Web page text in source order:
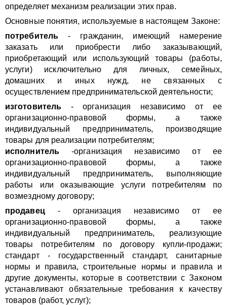
определяет механизм реализации этих пpaв.
Основные понятия, используемые в настоящем Законe:
потребитель- гражданин, имеющий намерение
заказать или приобрести либо заказывающий,
приобретающий или использующий товары (работы,
услуги) исключительно для личных, семейных,
домашних и иных нужд, не связанных с
осуществлением предпринимательской деятельности;
изготовитель - организация независимо от ее
организационно-правовой формы, а также
индивидуальный предприниматель, производящие
товары для реализации потребителям;
исполнитель-организация независимо от ее
организационно-правовой формы, а также
индивидуальный предприниматель, выполняющие
работы или оказывающие услуги потребителям по
возмездному договору;
продавец- организация независимо от ее
организационно-правовой формы, а также
индивидуальный предприниматель, реализующие
товары потребителям по договору купли-продажи;
стандарт - государственный стандарт, санитарные
нормы и правила, строительные нормы и правила и
другие документы, которые в соответствии с Законом
устанавливают обязательные требования к качеству
товаров (работ, услуг);